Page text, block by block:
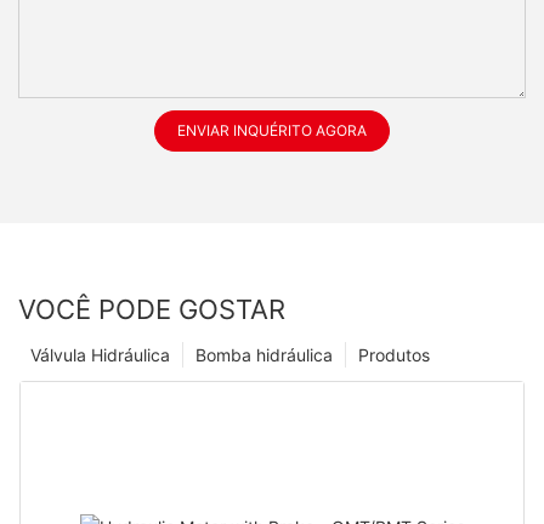
ENVIAR INQUÉRITO AGORA
VOCÊ PODE GOSTAR
Produtos
Bomba hidráulica
Válvula Hidráulica